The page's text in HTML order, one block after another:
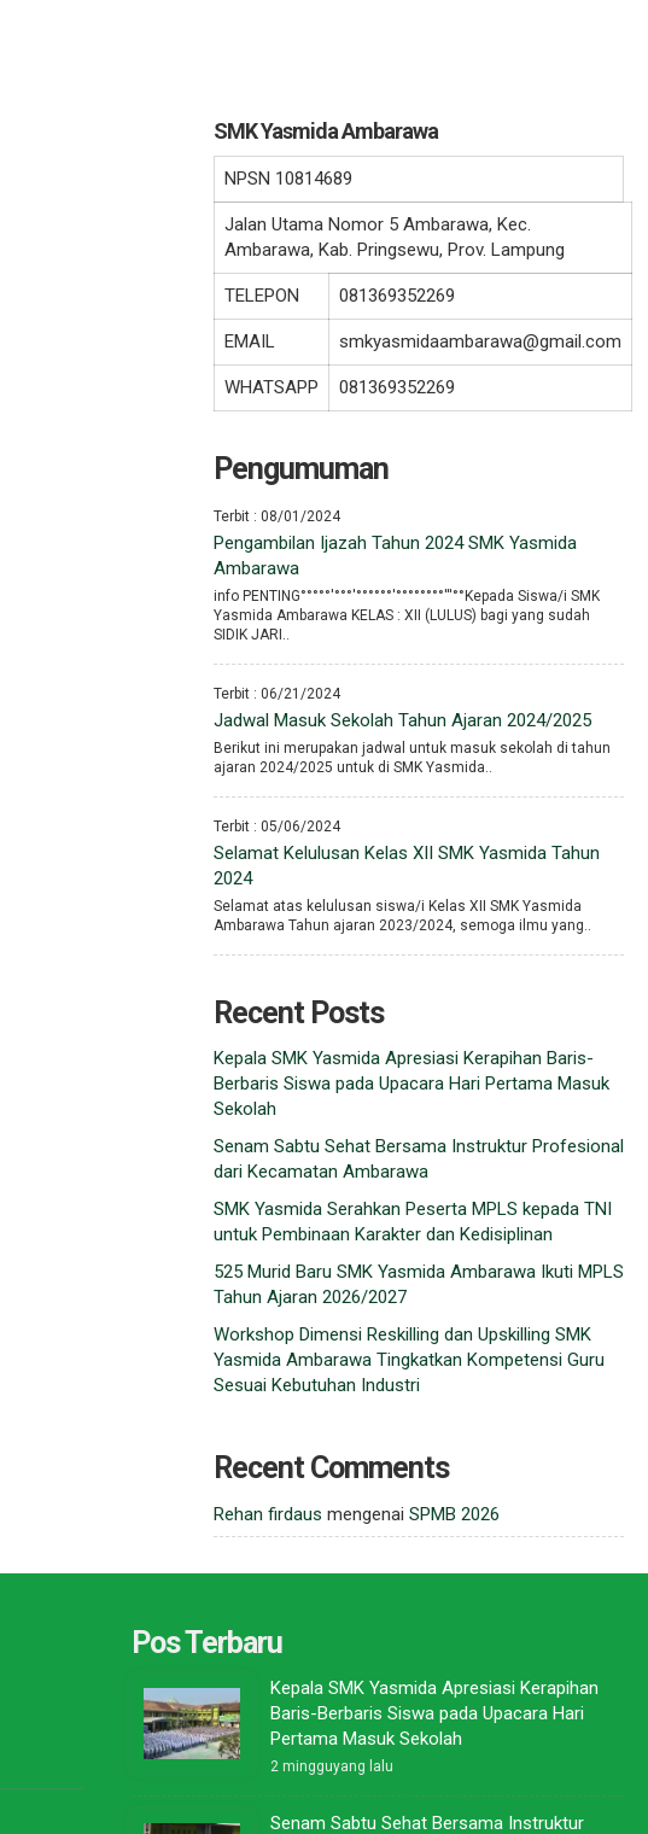
SMK Yasmida Ambarawa
NPSN 10814689
Jalan Utama Nomor 5 Ambarawa, Kec.
Ambarawa, Kab. Pringsewu, Prov. Lampung
TELEPON 081369352269
EMAIL smkyasmidaambarawa@gmail.com
WHATSAPP 081369352269
Pengumuman
Terbit : 08/01/2024
Pengambilan Ijazah Tahun 2024 SMK Yasmida
Ambarawa
info PENTING°°°°°′°°°′°°°°°°′°°°°°°°°′′′°°Kepada Siswa/i SMK
Yasmida Ambarawa KELAS : XII (LULUS) bagi yang sudah
SIDIK JARI..
Terbit : 06/21/2024
Jadwal Masuk Sekolah Tahun Ajaran 2024/2025
Berikut ini merupakan jadwal untuk masuk sekolah di tahun
ajaran 2024/2025 untuk di SMK Yasmida..
Terbit : 05/06/2024
Selamat Kelulusan Kelas XII SMK Yasmida Tahun
2024
Selamat atas kelulusan siswa/i Kelas XII SMK Yasmida
Ambarawa Tahun ajaran 2023/2024, semoga ilmu yang..
Recent Posts
Kepala SMK Yasmida Apresiasi Kerapihan Baris-
Berbaris Siswa pada Upacara Hari Pertama Masuk
Sekolah
Senam Sabtu Sehat Bersama Instruktur Profesional
dari Kecamatan Ambarawa
SMK Yasmida Serahkan Peserta MPLS kepada TNI
untuk Pembinaan Karakter dan Kedisiplinan
525 Murid Baru SMK Yasmida Ambarawa Ikuti MPLS
Tahun Ajaran 2026/2027
Workshop Dimensi Reskilling dan Upskilling SMK
Yasmida Ambarawa Tingkatkan Kompetensi Guru
Sesuai Kebutuhan Industri
Recent Comments
Rehan firdaus mengenai SPMB 2026
Pos Terbaru
Kepala SMK Yasmida Apresiasi Kerapihan
Baris-Berbaris Siswa pada Upacara Hari
Pertama Masuk Sekolah
2 mingguyang lalu
Senam Sabtu Sehat Bersama Instruktur